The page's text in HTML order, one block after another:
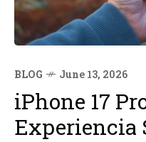
BLOG June 13, 2026
iPhone 17
Experiencia